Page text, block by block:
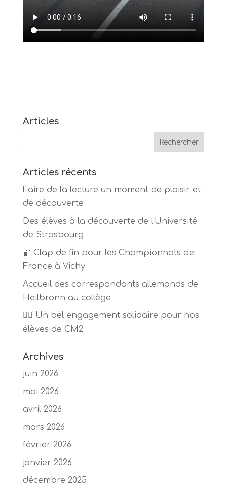
Articles
Articles récents
Faire de la lecture un moment de plaisir et
de découverte
Des élèves à la découverte de l’Université
de Strasbourg
🏀 Clap de fin pour les Championnats de
France à Vichy
Accueil des correspondants allemands de
Heilbronn au collège
🏃‍♂️ Un bel engagement solidaire pour nos
élèves de CM2
Archives
juin 2026
mai 2026
avril 2026
mars 2026
février 2026
janvier 2026
décembre 2025